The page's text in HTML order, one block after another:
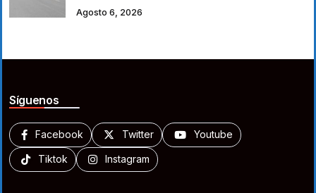
Agosto 6, 2026
Síguenos
Facebook Twitter Youtube
Tiktok Instagram